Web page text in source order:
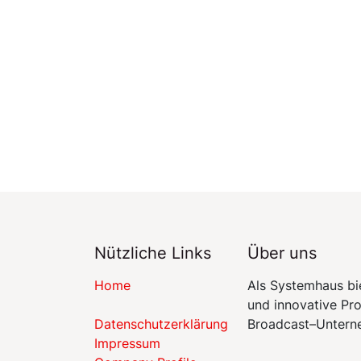
Nützliche Links
Home
Datenschutzerklärung​​
Impressum
Über uns
Als Systemhaus
und innovative